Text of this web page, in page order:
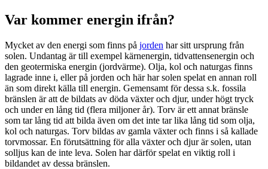
Var kommer energin ifrån?
Mycket av den energi som finns på jorden har sitt ursprung från
solen. Undantag är till exempel kärnenergin, tidvattensenergin och
den geotermiska energin (jordvärme). Olja, kol och naturgas finns
lagrade inne i, eller på jorden och här har solen spelat en annan roll
än som direkt källa till energin. Gemensamt för dessa s.k. fossila
bränslen är att de bildats av döda växter och djur, under högt tryck
och under en lång tid (flera miljoner år). Torv är ett annat bränsle
som tar lång tid att bilda även om det inte tar lika lång tid som olja,
kol och naturgas. Torv bildas av gamla växter och finns i så kallade
torvmossar. En förutsättning för alla växter och djur är solen, utan
solljus kan de inte leva. Solen har därför spelat en viktig roll i
bildandet av dessa bränslen.